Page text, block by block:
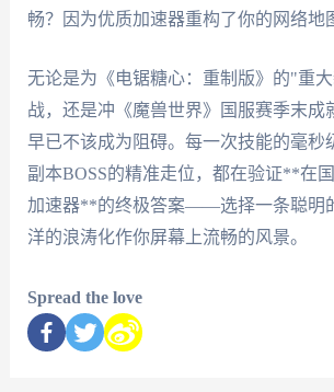
畅？因为优质加速器重构了你的网络地
无论是为《电锯糖心：重制版》的"重
战，还是冲《魔兽世界》国服赛季末成
早已不该成为阻碍。每一次技能的毫秒
副本BOSS的精准走位，都在验证**在
加速器**的终极答案——选择一条聪明
洋的浪涛化作你屏幕上流畅的风景。
Spread the love